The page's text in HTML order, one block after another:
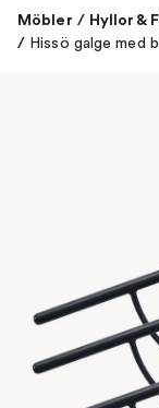
Möbler / Hyllor &
/ Hissö galge med